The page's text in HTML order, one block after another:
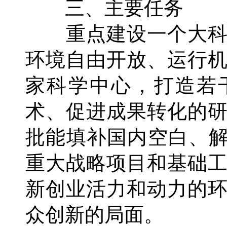
三、主要任务
重点建设一个大科
环境自由开放、运行
家科学中心，打造若
术、促进成果转化的
批能填补国内空白、
重大战略项目和基础
新创业活力和动力的
众创新的局面。